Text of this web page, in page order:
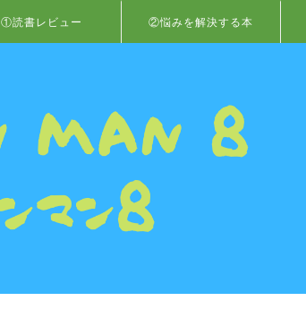
①読書レビュー ②悩みを解決する本